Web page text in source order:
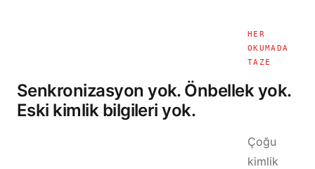
HER
OKUMADA
TAZE
Senkronizasyon yok. Önbellek yok.
Eski kimlik bilgileri yok.
Çoğu
kimlik